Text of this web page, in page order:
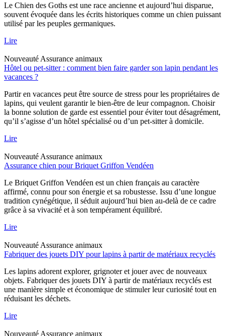
Le Chien des Goths est une race ancienne et aujourd’hui disparue,
souvent évoquée dans les écrits historiques comme un chien puissant
utilisé par les peuples germaniques.
Lire
Nouveauté Assurance animaux
Hôtel ou pet-sitter : comment bien faire garder son lapin pendant les
vacances ?
Partir en vacances peut être source de stress pour les propriétaires de
lapins, qui veulent garantir le bien-être de leur compagnon. Choisir
la bonne solution de garde est essentiel pour éviter tout désagrément,
qu’il s’agisse d’un hôtel spécialisé ou d’un pet-sitter à domicile.
Lire
Nouveauté Assurance animaux
Assurance chien pour Briquet Griffon Vendéen
Le Briquet Griffon Vendéen est un chien français au caractère
affirmé, connu pour son énergie et sa robustesse. Issu d’une longue
tradition cynégétique, il séduit aujourd’hui bien au-delà de ce cadre
grâce à sa vivacité et à son tempérament équilibré.
Lire
Nouveauté Assurance animaux
Fabriquer des jouets DIY pour lapins à partir de matériaux recyclés
Les lapins adorent explorer, grignoter et jouer avec de nouveaux
objets. Fabriquer des jouets DIY à partir de matériaux recyclés est
une manière simple et économique de stimuler leur curiosité tout en
réduisant les déchets.
Lire
Nouveauté Assurance animaux